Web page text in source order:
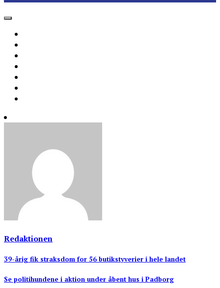
Redaktionen
Indlægsnavigation
39-årig fik straksdom for 56 butikstyverier i hele landet
Se politihundene i aktion under åbent hus i Padborg